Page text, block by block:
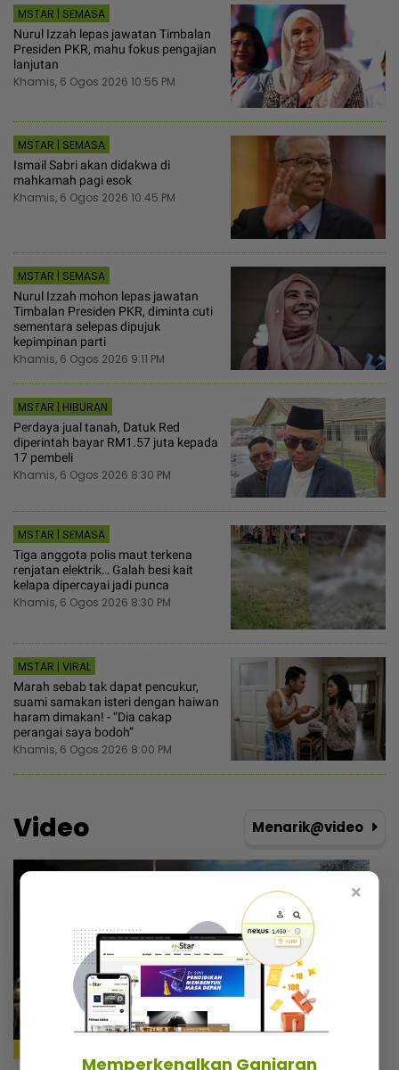
MSTAR | SEMASA
Nurul Izzah lepas jawatan Timbalan
Presiden PKR, mahu fokus pengajian
lanjutan
Khamis, 6 Ogos 2026 10:55 PM
MSTAR | SEMASA
Ismail Sabri akan didakwa di
mahkamah pagi esok
Khamis, 6 Ogos 2026 10:45 PM
MSTAR | SEMASA
Nurul Izzah mohon lepas jawatan
Timbalan Presiden PKR, diminta cuti
sementara selepas dipujuk
kepimpinan parti
Khamis, 6 Ogos 2026 9:11 PM
MSTAR | HIBURAN
Perdaya jual tanah, Datuk Red
diperintah bayar RM1.57 juta kepada
17 pembeli
Khamis, 6 Ogos 2026 8:30 PM
MSTAR | SEMASA
Tiga anggota polis maut terkena
renjatan elektrik… Galah besi kait
kelapa dipercayai jadi punca
Khamis, 6 Ogos 2026 8:30 PM
MSTAR | VIRAL
Marah sebab tak dapat pencukur,
suami samakan isteri dengan haiwan
haram dimakan! - “Dia cakap
perangai saya bodoh”
Khamis, 6 Ogos 2026 8:00 PM
Video Menarik@video
×
Memperkenalkan Ganjaran